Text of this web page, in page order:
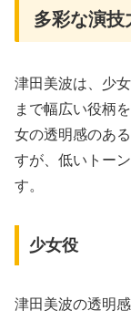
多彩な演技
津田美波は、少
まで幅広い役柄
女の透明感のあ
すが、低いトー
す。
少女役
津田美波の透明